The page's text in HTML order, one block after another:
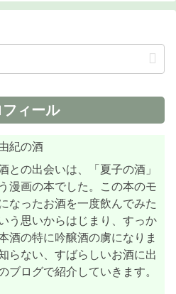
フィール
紀の酒
との出会いは、「夏子の酒」
漫画の本でした。この本のモ
なったお酒を一度飲んでみた
う思いからはじまり、すっか
酒の特に吟醸酒の虜になりま
らない、すばらしいお酒に出
ブログで紹介していきます。